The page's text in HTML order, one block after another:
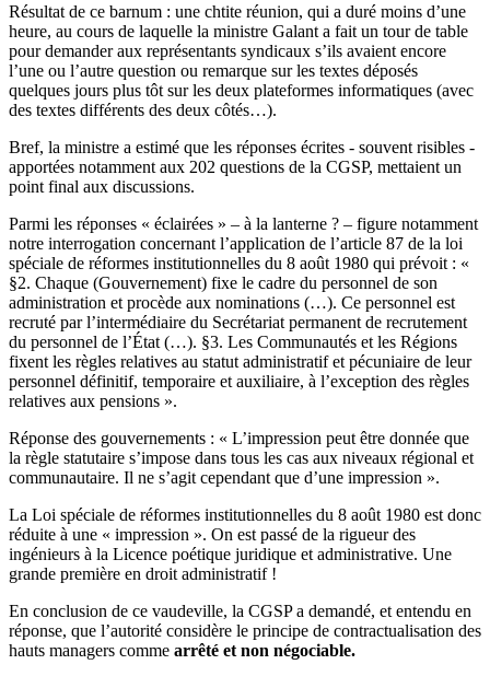
Résultat de ce barnum : une chtite réunion, qui a duré moins d’une
heure, au cours de laquelle la ministre Galant a fait un tour de table
pour demander aux représentants syndicaux s’ils avaient encore
l’une ou l’autre question ou remarque sur les textes déposés
quelques jours plus tôt sur les deux plateformes informatiques (avec
des textes différents des deux côtés…).
Bref, la ministre a estimé que les réponses écrites - souvent risibles -
apportées notamment aux 202 questions de la CGSP, mettaient un
point final aux discussions.
Parmi les réponses « éclairées » – à la lanterne ? – figure notamment
notre interrogation concernant l’application de l’article 87 de la loi
spéciale de réformes institutionnelles du 8 août 1980 qui prévoit : «
§2. Chaque (Gouvernement) fixe le cadre du personnel de son
administration et procède aux nominations (…). Ce personnel est
recruté par l’intermédiaire du Secrétariat permanent de recrutement
du personnel de l’État (…). §3. Les Communautés et les Régions
fixent les règles relatives au statut administratif et pécuniaire de leur
personnel définitif, temporaire et auxiliaire, à l’exception des règles
relatives aux pensions ».
Réponse des gouvernements : « L’impression peut être donnée que
la règle statutaire s’impose dans tous les cas aux niveaux régional et
communautaire. Il ne s’agit cependant que d’une impression ».
La Loi spéciale de réformes institutionnelles du 8 août 1980 est donc
réduite à une « impression ». On est passé de la rigueur des
ingénieurs à la Licence poétique juridique et administrative. Une
grande première en droit administratif !
En conclusion de ce vaudeville, la CGSP a demandé, et entendu en
réponse, que l’autorité considère le principe de contractualisation des
hauts managers comme arrêté et non négociable.